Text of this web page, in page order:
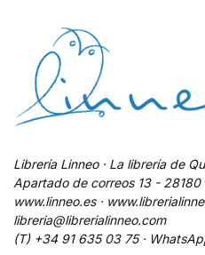
Librería Linneo · La librería de
Apartado de correos 13 -
www.linneo.es ·
libreria@librerialinneo.com
(T) +34 91 635 03 75 ·